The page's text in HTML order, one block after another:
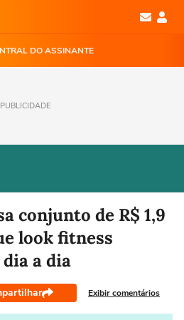
DO ASSINANTE
PUBLICIDADE
conjunto de R$ 1,9
look fitness
a dia
Exibir comentários